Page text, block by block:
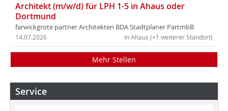
Architekt (m/w/d) für LPH 1-5 in Ahaus oder
Dortmund
farwickgrote partner Architekten BDA Stadtplaner PartmbB
in Ahaus (+1 weiterer Standort)
14.07.2026
Mehr Stellen
Service